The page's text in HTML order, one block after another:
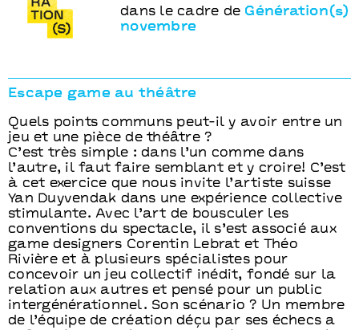
dans le cadre de Génération(s)
novembre
Escape game au théâtre
Quels points communs peut-il y avoir entre un
jeu et une pièce de théâtre ?
C’est très simple : dans l’un comme dans
l’autre, il faut faire semblant et y croire! C’est
à cet exercice que nous invite l’artiste suisse
Yan Duyvendak dans une expérience collective
stimulante. Avec l’art de bousculer les
conventions du spectacle, il s’est associé aux
game designers Corentin Lebrat et Théo
Rivière et à plusieurs spécialistes pour
concevoir un jeu collectif inédit, fondé sur la
relation aux autres et pensé pour un public
intergénérationnel. Son scénario ? Un membre
de l’équipe de création déçu par ses échecs a